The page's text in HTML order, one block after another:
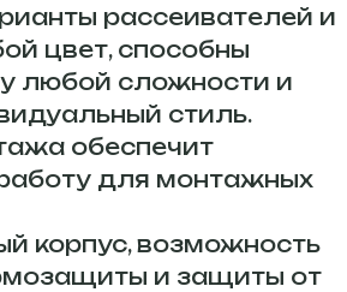
рассеивателей и
цвет, способны
любой сложности и
стиль.
обеспечит
для монтажных
корпус, возможность
и защиты от